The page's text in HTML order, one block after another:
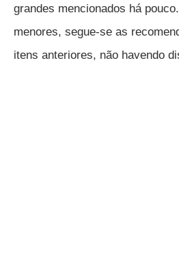
grandes mencionados há
menores, segue-se as
itens anteriores, não havendo